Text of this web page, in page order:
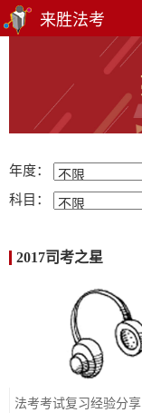
年度：
科目：
2017司考之星
法考考试复习经验分享